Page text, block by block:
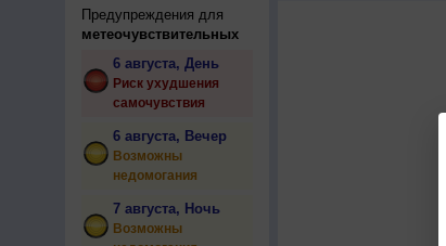
Предупреждения для
метеочувствительных
6 августа, День
Риск ухудшения
самочувствия
6 августа, Вечер
Возможны
недомогания
7 августа, Ночь
Возможны